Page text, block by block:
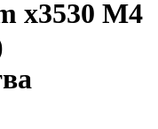
x3530 M4